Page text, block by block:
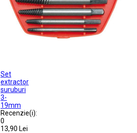
Set
extractor
suruburi
3-
19mm
Recenzie(i):
0
13,90 Lei